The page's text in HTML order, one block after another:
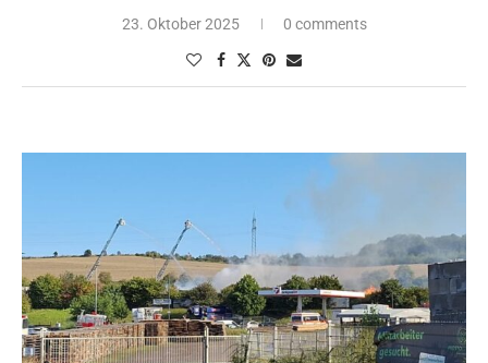
23. Oktober 2025 0 comments